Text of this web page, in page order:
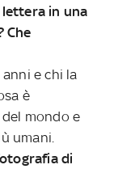
lettera in una
Che
e chi la
è
mondo e
umani.
di